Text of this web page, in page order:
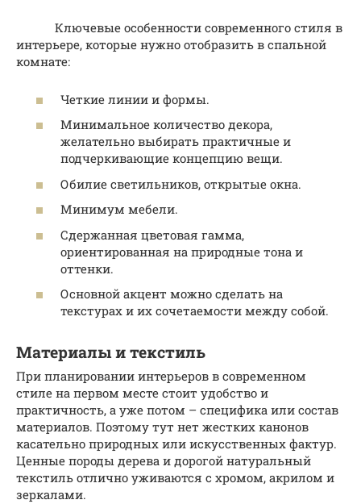
Ключевые особенности современного стиля в
интерьере, которые нужно отобразить в спальной
комнате:
Четкие линии и формы.
Минимальное количество декора,
желательно выбирать практичные и
подчеркивающие концепцию вещи.
Обилие светильников, открытые окна.
Минимум мебели.
Сдержанная цветовая гамма,
ориентированная на природные тона и
оттенки.
Основной акцент можно сделать на
текстурах и их сочетаемости между собой.
Материалы и текстиль
При планировании интерьеров в современном
стиле на первом месте стоит удобство и
практичность, а уже потом – специфика или состав
материалов. Поэтому тут нет жестких канонов
касательно природных или искусственных фактур.
Ценные породы дерева и дорогой натуральный
текстиль отлично уживаются с хромом, акрилом и
зеркалами.